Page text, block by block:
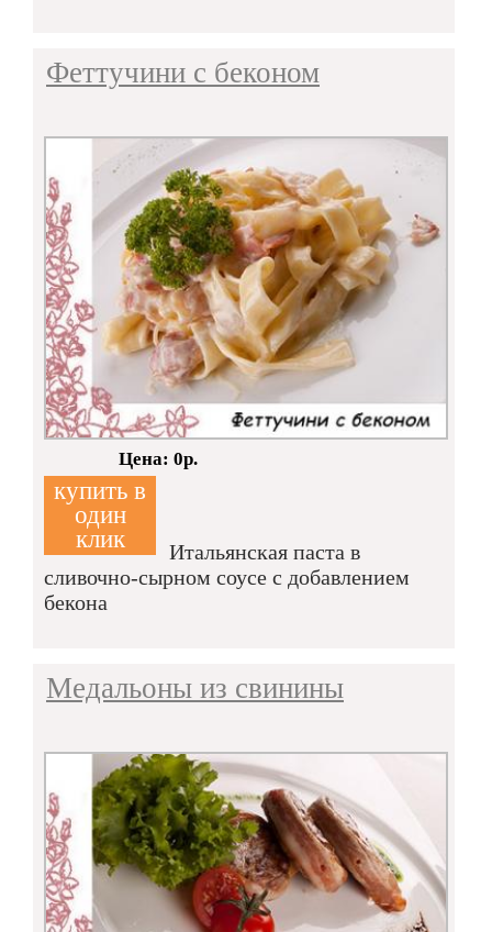
купить в
один
клик
Феттучини с беконом
Цена: 0р.
Итальянская паста в
сливочно-сырном соусе с добавлением
бекона
Медальоны из свинины